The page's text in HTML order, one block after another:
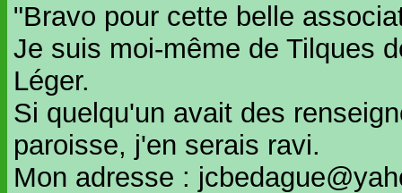
"Bravo pour cette belle
Je suis moi-même de Tilques
Léger.
Si quelqu'un avait des
paroisse, j'en serais ravi.
Mon adresse :